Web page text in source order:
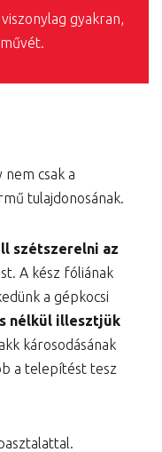
gyakran,
nem csak a
tulajdonosának.
szétszerelni az
A kész fóliának
a gépkocsi
nélkül illesztjük
károsodásának
a telepítést tesz